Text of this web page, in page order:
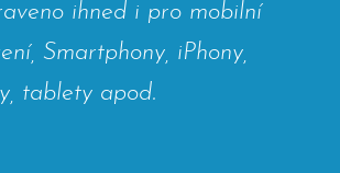
ihned i pro mobilní
Smartphony, iPhony,
tablety apod.